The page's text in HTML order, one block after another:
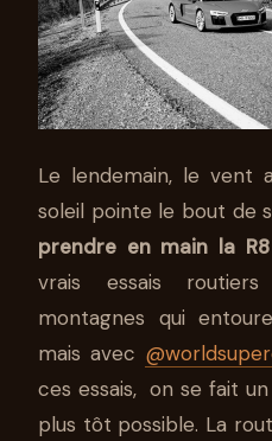
Le lendemain, le vent
soleil pointe le bout de
prendre en main la
vrais essais
montagnes qui
mais avec
ces essais, on se fait
plus tôt possible. La